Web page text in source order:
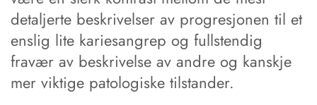
detaljerte beskrivelser av progresjonen til et
enslig lite kariesangrep og fullstendig
fravær av beskrivelse av andre og kanskje
mer viktige patologiske tilstander.